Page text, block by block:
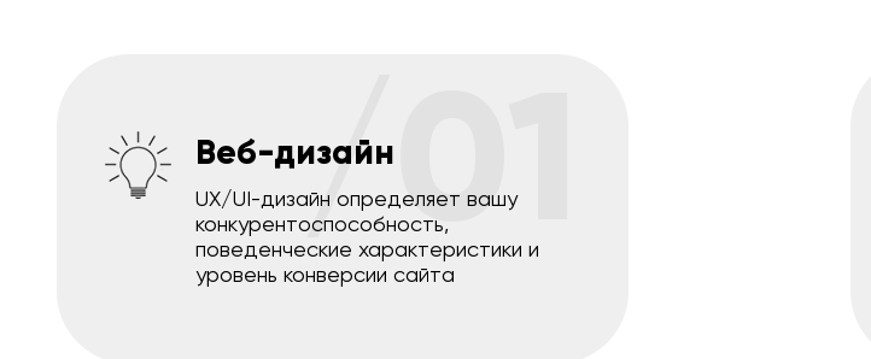
/01
Веб-дизайн
UX/UI-дизайн определяет вашу
конкурентоспособность,
поведенческие характеристики и
уровень конверсии сайта